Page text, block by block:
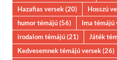
Hazafias versek(20) Hosszú
humor témájú(56) Ima témájú
irodalom témájú(21) Játék
Kedvesemnek témájú versek(26)